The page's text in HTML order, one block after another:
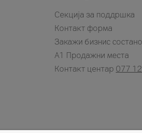
Секција за поддршка
Контакт форма
Закажи бизнис
A1 Продажни места
Контакт центар 077